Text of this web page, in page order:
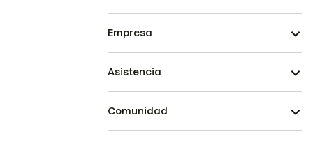
Empresa
Asistencia
Comunidad